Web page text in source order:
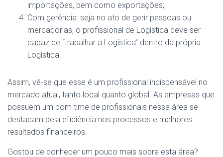
importações, bem como exportações;
Com gerência: seja no ato de gerir pessoas ou
mercadorias, o profissional de Logística deve ser
capaz de “trabalhar a Logística” dentro da própria
Logística.
Assim, vê-se que esse é um profissional indispensável no
mercado atual, tanto local quanto global. As empresas que
possuem um bom time de profissionais nessa área se
destacam pela eficiência nos processos e melhores
resultados financeiros.
Gostou de conhecer um pouco mais sobre esta área?